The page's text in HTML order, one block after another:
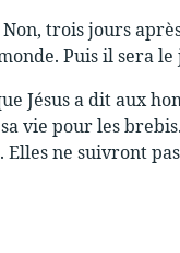
Non, trois jours
Puis il sera le
Jésus a dit aux
vie pour les
ne suivront